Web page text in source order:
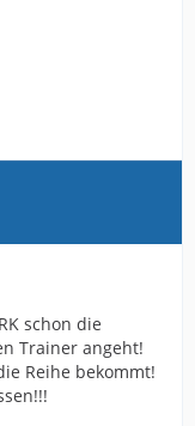
schon die
Trainer angeht!
Reihe bekommt!